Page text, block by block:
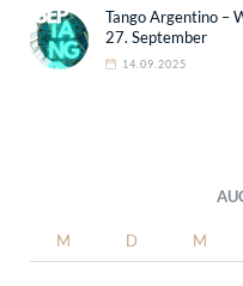
Tango Argentino –
27. September
14.09.2025
M D M